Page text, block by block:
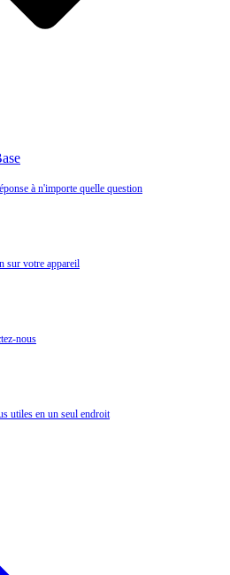
à n'importe quelle question
sur votre appareil
utiles en un seul endroit